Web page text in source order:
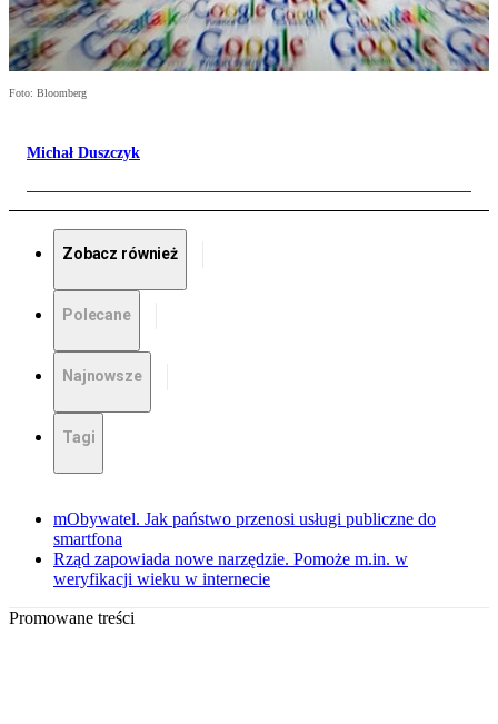
Foto: Bloomberg
Michał Duszczyk
Zobacz również
Polecane
Najnowsze
Tagi
mObywatel. Jak państwo przenosi usługi publiczne do
smartfona
Rząd zapowiada nowe narzędzie. Pomoże m.in. w
weryfikacji wieku w internecie
Promowane treści